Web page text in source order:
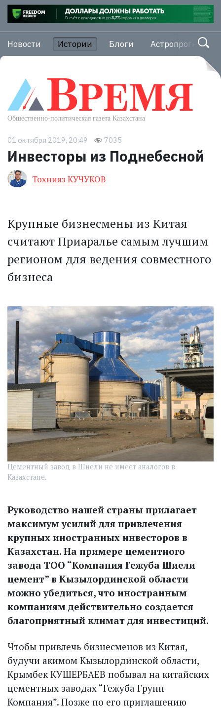
Новости Истории Блоги Астропрогноз
01 октября 2019, 20:49 7035
Инвесторы из Поднебесной
Тохнияз КУЧУКОВ
Крупные бизнесмены из Китая
считают Приаралье самым лучшим
регионом для ведения совместного
бизнеса
Цементный завод в Шиели не имеет аналогов в
Казахстане.
Руководство нашей страны прилагает
максимум усилий для привлечения
крупных иностранных инвесторов в
Казахстан. На примере цементного
завода ТОО “Компания Гежуба Шиели
цемент” в Кызылординской области
можно убедиться, что иностранным
компаниям действительно создается
благоприятный климат для инвестиций.
Чтобы привлечь бизнесменов из Китая,
будучи акимом Кызылординской области,
Крымбек КУШЕРБАЕВ побывал на китайских
цементных заводах “Гежуба Групп
Компания”. Позже по его приглашению